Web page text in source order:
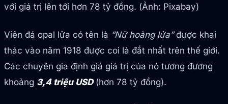
với giá trị lên tới hơn 78 tỷ đồng. (Ảnh: Pixabay)
Viên đá opal lửa có tên là “Nữ hoàng lửa”được khai
thác vào năm 1918 được coi là đắt nhất trên thế giới.
Các chuyên gia định giá giá trị của nó tương đương
khoảng 3,4 triệu USD(hơn 78 tỷ đồng).